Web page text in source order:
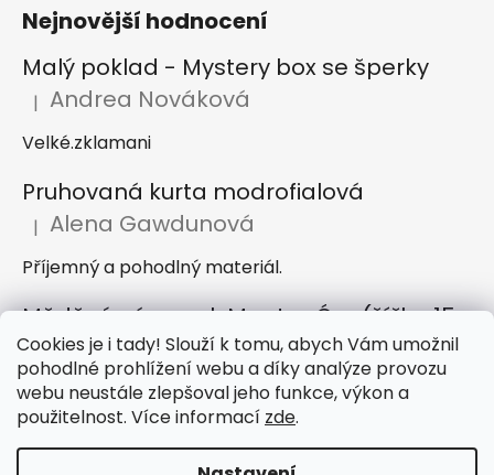
Cookies je i tady! Slouží k tomu, abych Vám umožnil
pohodlné prohlížení webu a díky analýze provozu
webu neustále zlepšoval jeho funkce, výkon a
použitelnost. Více informací zde.
Nejnovější hodnocení
Malý poklad - Mystery box se šperky
Hodnocení produktu je 2 z 5 hvězdiček.
| Andrea Nováková
Velké.zklamani
Pruhovaná kurta modrofialová
Hodnocení produktu je 5 z 5 hvězdiček.
| Alena Gawdunová
Příjemný a pohodlný materiál.
Měděný náramek Mantra Óm (šířka 15 mm)
Hodnocení produktu je 5 z 5 hvězdiček.
| Dana Jirků
Náramek je krásný, mnohem hezčí než na obrázku.
Doporučuji obchod, rychlé dodání zboží i skvělá